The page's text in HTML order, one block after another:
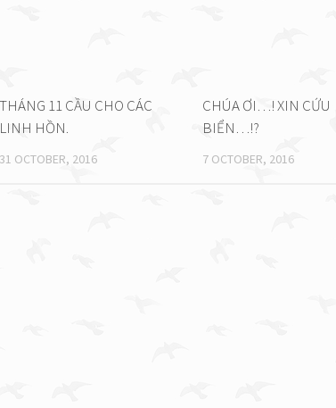
THÁNG 11 CẦU CHO CÁC
LINH HỒN.
31 OCTOBER, 2016
CHÚA ƠI…! XIN CỨU
BIỂN…!?
7 OCTOBER, 2016